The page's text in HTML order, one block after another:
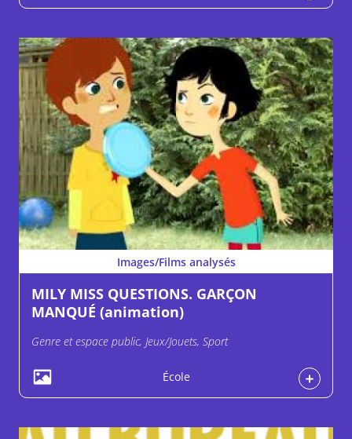
Images/Films analysés
MILY MISS QUESTIONS. GARÇON
MANQUÉ (animation)
Genre et espace public, Jeux/Jouets, Sport
École